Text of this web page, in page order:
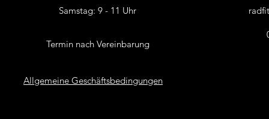
Samstag: 9 - 11 Uhr
Termin nach Vereinbarung
Allgemeine Geschäftsbedingungen